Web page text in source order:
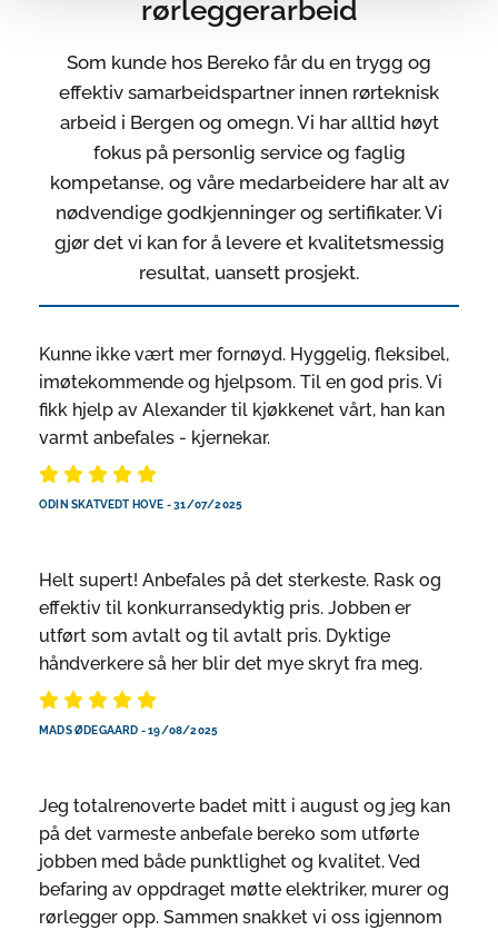
rørleggerarbeid
Som kunde hos Bereko får du en trygg og
effektiv samarbeidspartner innen rørteknisk
arbeid i Bergen og omegn. Vi har alltid høyt
fokus på personlig service og faglig
kompetanse, og våre medarbeidere har alt av
nødvendige godkjenninger og sertifikater. Vi
gjør det vi kan for å levere et kvalitetsmessig
resultat, uansett prosjekt.
Kunne ikke vært mer fornøyd. Hyggelig, fleksibel,
imøtekommende og hjelpsom. Til en god pris. Vi
fikk hjelp av Alexander til kjøkkenet vårt, han kan
varmt anbefales - kjernekar.
ODIN SKATVEDT HOVE -31/07/2025
Helt supert! Anbefales på det sterkeste. Rask og
effektiv til konkurransedyktig pris. Jobben er
utført som avtalt og til avtalt pris. Dyktige
håndverkere så her blir det mye skryt fra meg.
MADS ØDEGAARD -19/08/2025
Jeg totalrenoverte badet mitt i august og jeg kan
på det varmeste anbefale bereko som utførte
jobben med både punktlighet og kvalitet. Ved
befaring av oppdraget møtte elektriker, murer og
rørlegger opp. Sammen snakket vi oss igjennom